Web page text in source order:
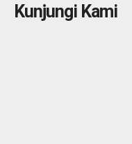
Kunjungi Kami